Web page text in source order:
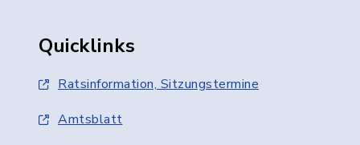
Quicklinks
Ratsinformation, Sitzungstermine
Amtsblatt